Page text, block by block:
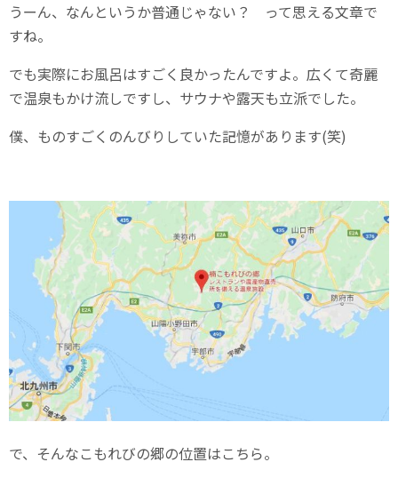
うーん、なんというか普通じゃない？ って思える文章で
すね。
でも実際にお風呂はすごく良かったんですよ。広くて奇麗
で温泉もかけ流しですし、サウナや露天も立派でした。
僕、ものすごくのんびりしていた記憶があります(笑)
で、そんなこもれびの郷の位置はこちら。